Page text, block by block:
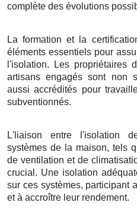
complète des évolutions
La formation et la
éléments essentiels pour
l'isolation. Les propriétaires
artisans engagés sont non
aussi accrédités pour
subventionnés.
L'liaison entre l'isolation
systèmes de la maison, tels
de ventilation et de
crucial. Une isolation
sur ces systèmes, participant
et à accroître leur rendement.